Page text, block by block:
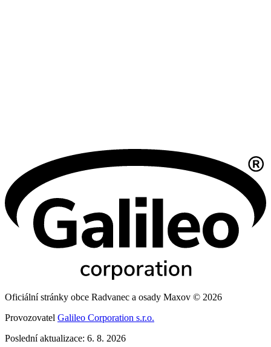
Oficiální stránky obce Radvanec a osady Maxov © 2026
Provozovatel Galileo Corporation s.r.o.
Poslední aktualizace: 6. 8. 2026